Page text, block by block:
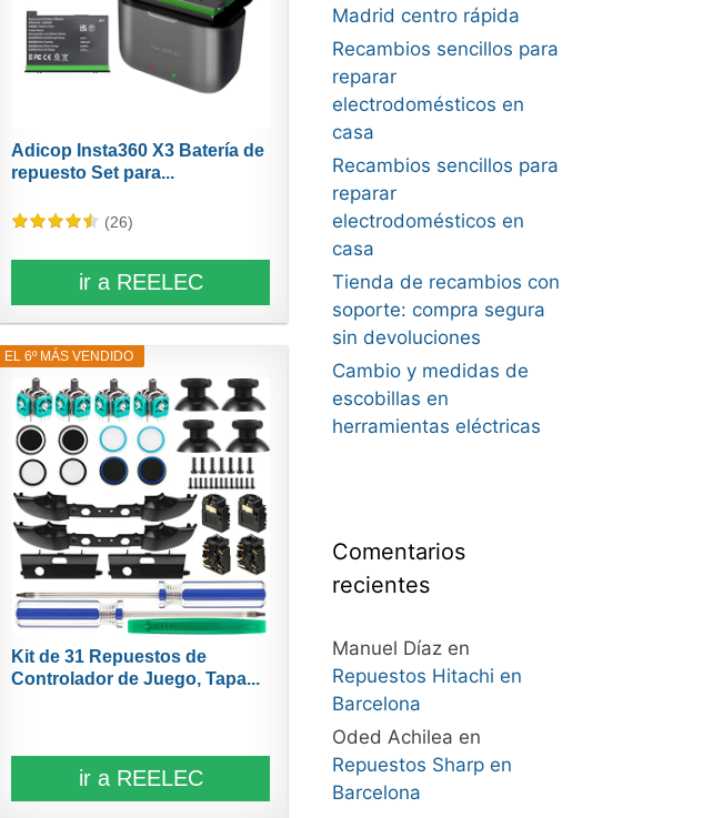
Adicop Insta360 X3 Batería de
repuesto Set para...
(26)
ir a REELEC
EL 6º MÁS VENDIDO
Kit de 31 Repuestos de
Controlador de Juego, Tapa...
ir a REELEC
Madrid centro rápida
Recambios sencillos para
reparar
electrodomésticos en
casa
Recambios sencillos para
reparar
electrodomésticos en
casa
Tienda de recambios con
soporte: compra segura
sin devoluciones
Cambio y medidas de
escobillas en
herramientas eléctricas
Comentarios
recientes
Manuel Díazen
Repuestos Hitachi en
Barcelona
Oded Achilea en
Repuestos Sharp en
Barcelona